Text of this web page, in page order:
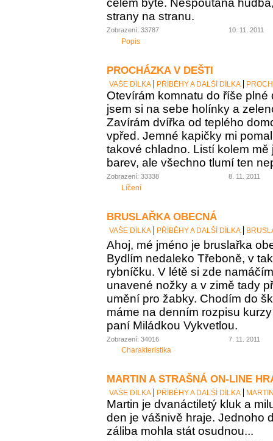
celém bytě. Nespoutaná
strany na stranu.
Zobrazení: 33787 10. 11. 2011
Popis
PROCHÁZKA V DEŠTI
VAŠE DÍLKA PŘÍBĚHY A DALŠÍ DÍLKA
Otevírám komnatu do říše plné
jsem si na sebe holínky a
Zavírám dvířka od teplého
vpřed. Jemné kapičky mi
takové chladno. Listí kolem
barev, ale všechno tlumí ten
Zobrazení: 33338 8. 11. 2011
Líčení
BRUSLAŘKA OBECNÁ
VAŠE DÍLKA PŘÍBĚHY A DALŠÍ DÍLKA
Ahoj, mé jméno je bruslařka
Bydlím nedaleko Třeboně, v
rybníčku. V létě si zde
unavené nožky a v zimě tady
umění pro žabky. Chodím do
máme na denním rozpisu
paní Miládkou Vykvetlou.
Zobrazení: 34016 7. 11. 2011
Charakteristika
MARTIN A STRAŠNÁ ON-LINE
VAŠE DÍLKA PŘÍBĚHY A DALŠÍ DÍLKA
Martin je dvanáctiletý kluk a
den je vášnivě hraje. Jednoho
záliba mohla stát osudnou...